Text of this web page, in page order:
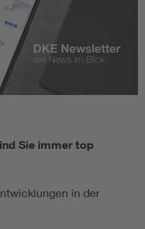
Sie immer top
in der